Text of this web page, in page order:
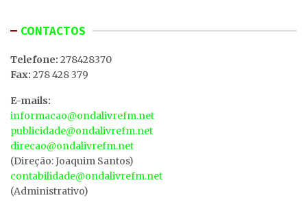
CONTACTOS
Telefone: 278428370
Fax: 278 428 379
E-mails:
informacao@ondalivrefm.net
publicidade@ondalivrefm.net
direcao@ondalivrefm.net
(Direção: Joaquim Santos)
contabilidade@ondalivrefm.net
(Administrativo)